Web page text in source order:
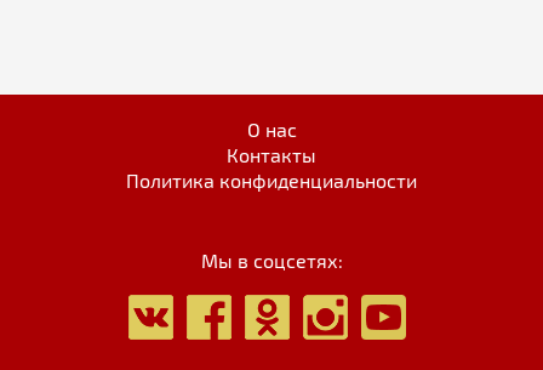
О нас
Контакты
Политика конфиденциальности
Мы в соцсетях: